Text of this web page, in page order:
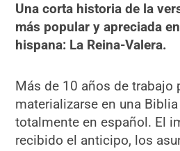
Una corta historia de la
más popular y apreciada
hispana: La Reina-Valera.
Más de 10 años de trabajo
materializarse en una
totalmente en español. El
recibido el anticipo, los